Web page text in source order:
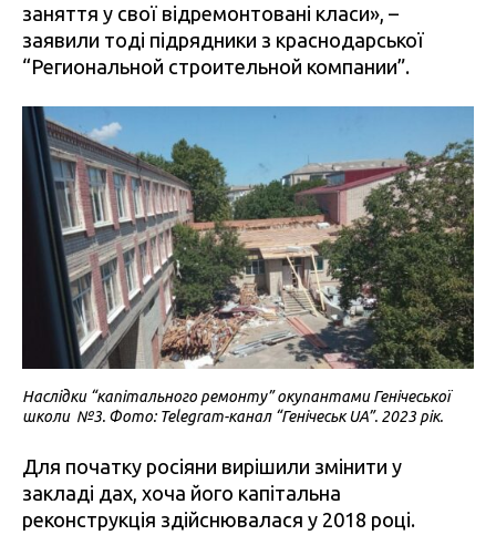
заняття у свої відремонтовані класи», –
заявили тоді підрядники з краснодарської
“Региональной строительной компании”.
Наслідки “капітального ремонту” окупантами Генічеської
школи №3. Фото: Telegram-канал “Генічеськ UA”. 2023 рік.
Для початку росіяни вирішили змінити у
закладі дах, хоча його капітальна
реконструкція здійснювалася у 2018 році.